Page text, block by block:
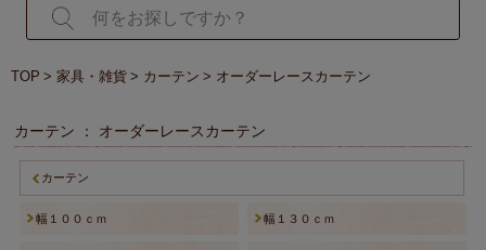
TOP 家具・雑貨 カーテン オーダーレースカーテン
カーテン ： オーダーレースカーテン
カーテン
幅１００ｃｍ 幅１３０ｃｍ